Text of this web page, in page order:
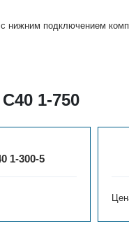
нижним подключением
1-750
1-300-5